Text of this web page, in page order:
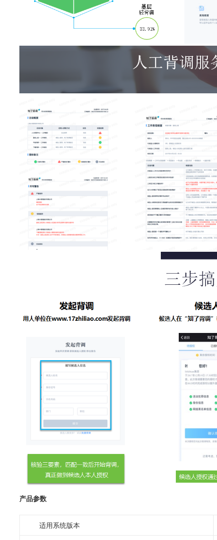
产品参数
适用系统版本